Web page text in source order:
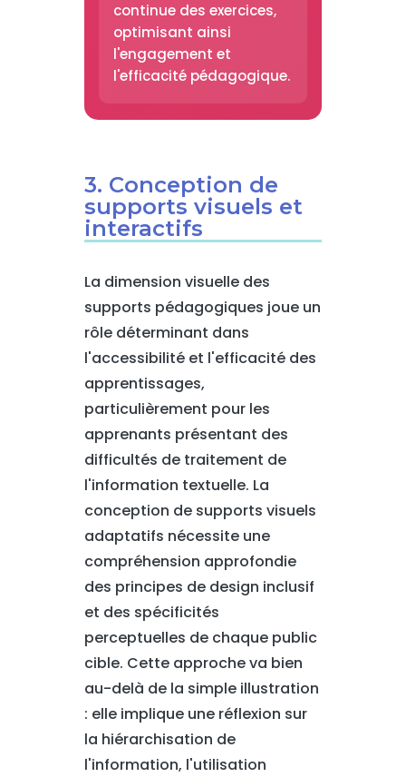
continue des exercices,
optimisant ainsi
l'engagement et
l'efficacité pédagogique.
3. Conception de
supports visuels et
interactifs
La dimension visuelle des
supports pédagogiques joue un
rôle déterminant dans
l'accessibilité et l'efficacité des
apprentissages,
particulièrement pour les
apprenants présentant des
difficultés de traitement de
l'information textuelle. La
conception de supports visuels
adaptatifs nécessite une
compréhension approfondie
des principes de design inclusif
et des spécificités
perceptuelles de chaque public
cible. Cette approche va bien
au-delà de la simple illustration
: elle implique une réflexion sur
la hiérarchisation de
l'information, l'utilisation